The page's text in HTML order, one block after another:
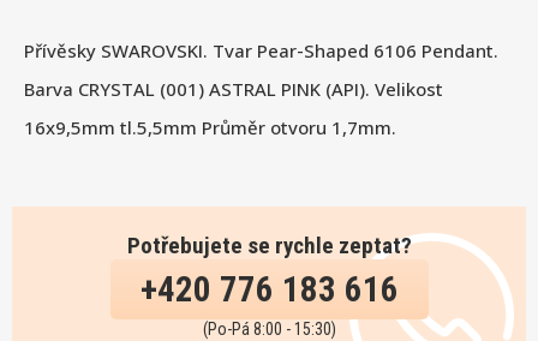
Přívěsky SWAROVSKI. Tvar Pear-Shaped 6106 Pendant.
Barva CRYSTAL (001) ASTRAL PINK (API). Velikost
16x9,5mm tl.5,5mm Průměr otvoru 1,7mm.
Potřebujete se rychle zeptat?
+420 776 183 616
(Po-Pá 8:00 - 15:30)